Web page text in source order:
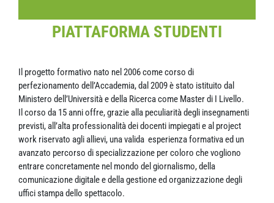
PIATTAFORMA STUDENTI
Il progetto formativo nato nel 2006 come corso di
perfezionamento dell’Accademia, dal 2009 è stato istituito dal
Ministero dell’Università e della Ricerca come Master di I Livello.
Il corso da 15 anni offre, grazie alla peculiarità degli insegnamenti
previsti, all’alta professionalità dei docenti impiegati e al project
work riservato agli allievi, una valida esperienza formativa ed un
avanzato percorso di specializzazione per coloro che vogliono
entrare concretamente nel mondo del giornalismo, della
comunicazione digitale e della gestione ed organizzazione degli
uffici stampa dello spettacolo.